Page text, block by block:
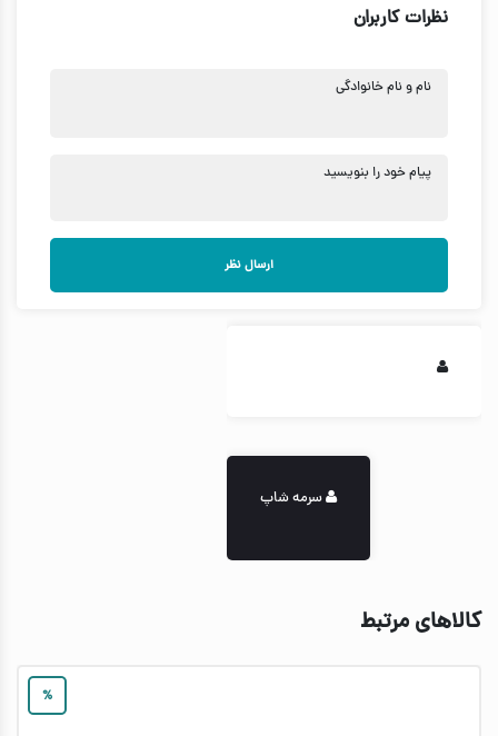
نظرات کاربران
نام و نام خانوادگی
پیام خود را بنویسید
ارسال نظر
سرمه شاپ
کالاهای مرتبط
%